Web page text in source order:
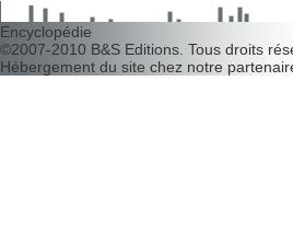
d�couvrir leurs faiblesses !
Encyclopédie
©2007-2010 B&S Editions . Tous droits
Hébergement du site chez notre